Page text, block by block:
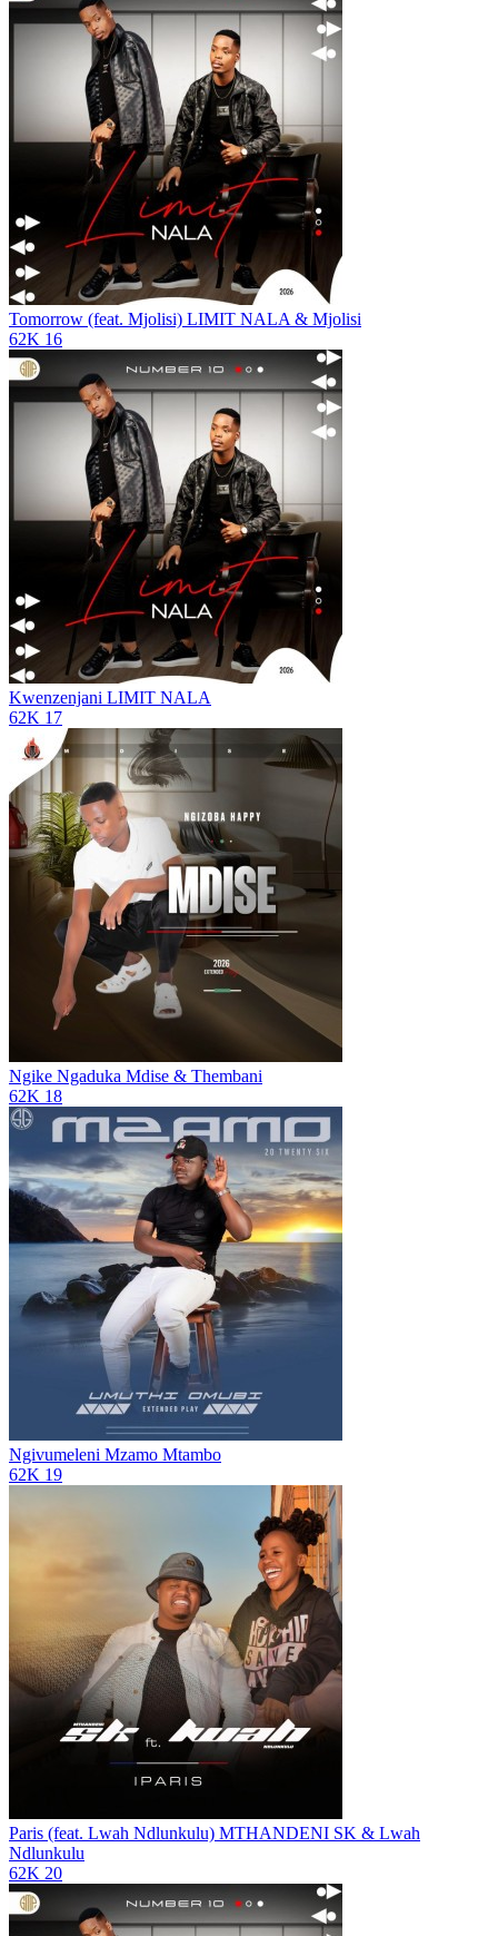
Tomorrow (feat. Mjolisi) LIMIT NALA & Mjolisi
62K 16
Kwenzenjani LIMIT NALA
62K 17
Ngike Ngaduka Mdise & Thembani
62K 18
Ngivumeleni Mzamo Mtambo
62K 19
Paris (feat. Lwah Ndlunkulu) MTHANDENI SK & Lwah
Ndlunkulu
62K 20